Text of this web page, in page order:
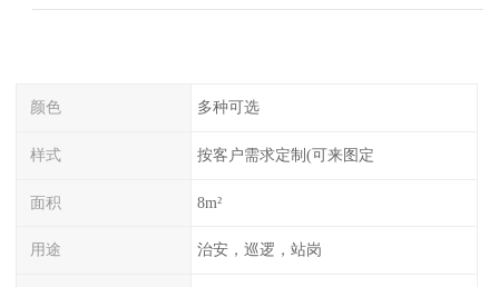
颜色 多种可选
样式 按客户需求定制(可来图定
面积 8m²
用途 治安，巡逻，站岗